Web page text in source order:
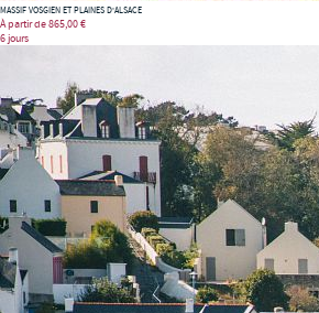
MASSIF VOSGIEN ET PLAINES D'ALSACE
À partir de865,00 €
6 jours